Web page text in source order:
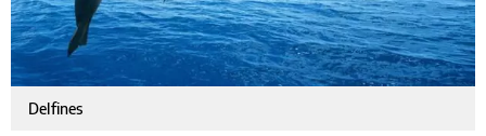
Delfines